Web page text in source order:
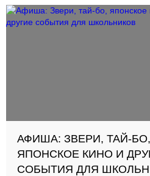
АФИША: ЗВЕРИ, ТАЙ-БО,
ЯПОНСКОЕ КИНО И
СОБЫТИЯ ДЛЯ